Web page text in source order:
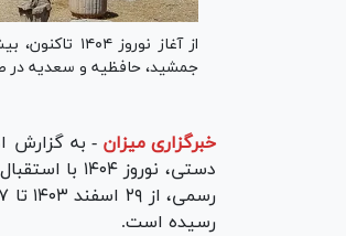
از آغاز
جمشید، حافظیه و سعدیه در
خبرگزاری میزان - به گزارش
دستی،
رسیده است.